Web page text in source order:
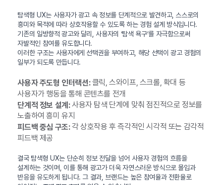
탐색형 UX는 사용자가 광고 속 정보를 단계적으로 발견하고, 스스로의
흥미와 목적에 따라 상호작용할 수 있도록 하는 경험 설계 방식입니다.
기존의 일방향적 광고와 달리, 사용자의 ‘탐색 욕구’를 자극함으로써
자발적인 참여를 유도합니다.
이러한 구조는 사용자에게 선택권을 부여하고, 해당 선택이 광고 경험의
일부가 되도록 만듭니다.
사용자 주도형 인터랙션:클릭, 스와이프, 스크롤, 확대 등
사용자가 행동을 통해 콘텐츠를 전개
단계적 정보 설계:사용자 탐색 단계에 맞춰 점진적으로 정보를
노출하여 흥미 유지
피드백 중심 구조:각 상호작용 후 즉각적인 시각적 또는 감각적
피드백 제공
결국 탐색형 UX는 단순히 정보 전달을 넘어 사용자 경험의 흐름을
설계하는 것이며, 이를 통해 광고가 더욱 자연스러운 방식으로 몰입과
반응을 유도하게 됩니다. 그 결과, 브랜드는 높은 참여율과 전환율로